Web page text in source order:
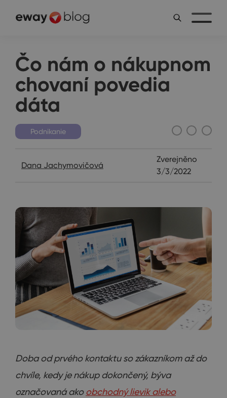
Čo nám o nákupnom
chovaní povedia
dáta
Podnikanie
Dana Jachymovičová
Zverejněno
3/3/2022
Doba od prvého kontaktu so zákazníkom až do
chvíle, kedy je nákup dokončený, býva
označovaná akoobchodný lievik alebo